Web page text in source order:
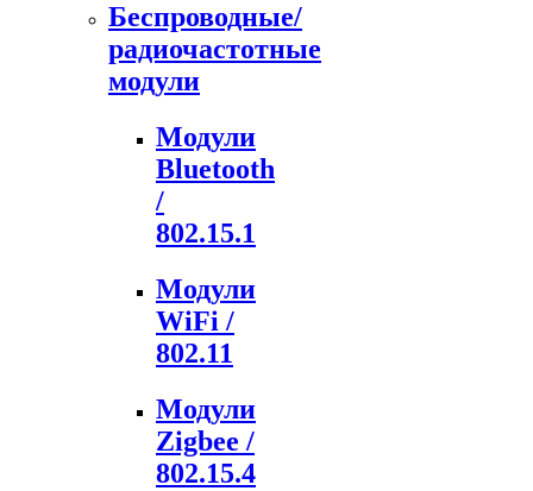
Беспроводные/
радиочастотные
модули
Модули
Bluetooth
/
802.15.1
Модули
WiFi /
802.11
Модули
Zigbee /
802.15.4